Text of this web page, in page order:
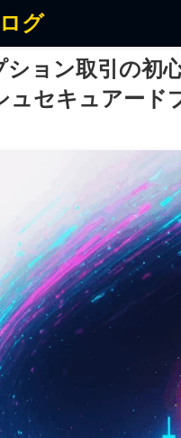
グ
ション取引の初
ュセキュアード